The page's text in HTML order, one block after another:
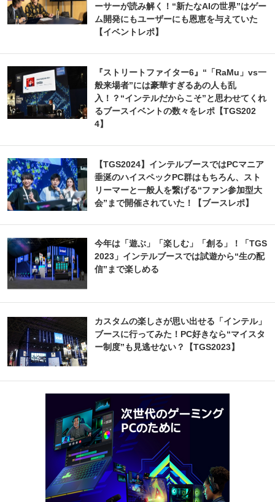
ーサーが読み解く！“新たなAIの世界”はゲー
ム開発にもユーザーにも恩恵を与えていた
【イベントレポ】
『ストリートファイター6』“「RaMu」vs一
般来場者”には豪華すぎるあの人も乱
入！？“インテルだからこそ”と思わせてくれ
るブースイベントの数々をレポ【TGS202
4】
【TGS2024】インテルブースではPCマニア
垂涎のハイスペックPC群はもちろん、スト
リーマーと一般人を繋げる“ファン参加型大
会”まで開催されていた！【ブースレポ】
今年は「遊ぶ」「楽しむ」「創る」！「TGS
2023」インテルブースでは試遊から“生の配
信”まで楽しめる
カスタムの楽しさが思い出せる「インテル」
ブースに行ってみた！PC好きなら“マイスタ
ー制度”も見逃せない？【TGS2023】